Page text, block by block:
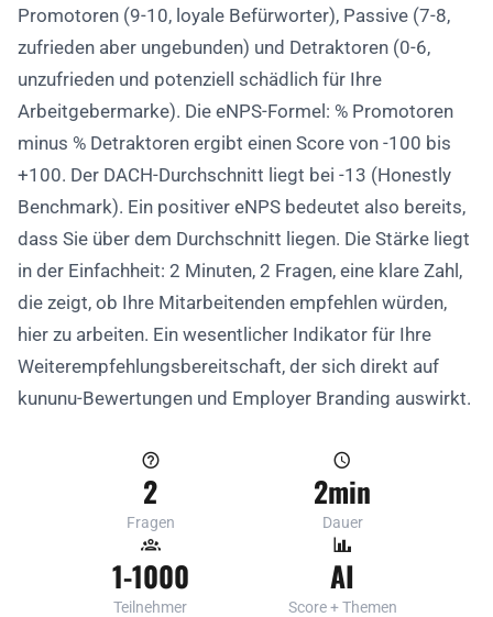
Promotoren (9-10, loyale Befürworter), Passive (7-8,
zufrieden aber ungebunden) und Detraktoren (0-6,
unzufrieden und potenziell schädlich für Ihre
Arbeitgebermarke). Die eNPS-Formel: % Promotoren
minus % Detraktoren ergibt einen Score von -100 bis
+100. Der DACH-Durchschnitt liegt bei -13 (Honestly
Benchmark). Ein positiver eNPS bedeutet also bereits,
dass Sie über dem Durchschnitt liegen. Die Stärke liegt
in der Einfachheit: 2 Minuten, 2 Fragen, eine klare Zahl,
die zeigt, ob Ihre Mitarbeitenden empfehlen würden,
hier zu arbeiten. Ein wesentlicher Indikator für Ihre
Weiterempfehlungsbereitschaft, der sich direkt auf
kununu-Bewertungen und Employer Branding auswirkt.
2
Fragen
2min
Dauer
1-1000
Teilnehmer
AI
Score + Themen